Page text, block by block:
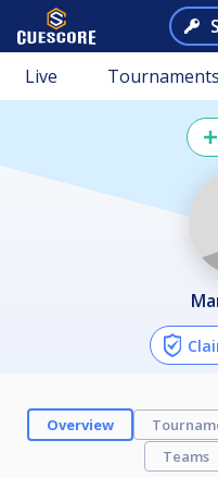
Live Tournaments
Overview
Teams